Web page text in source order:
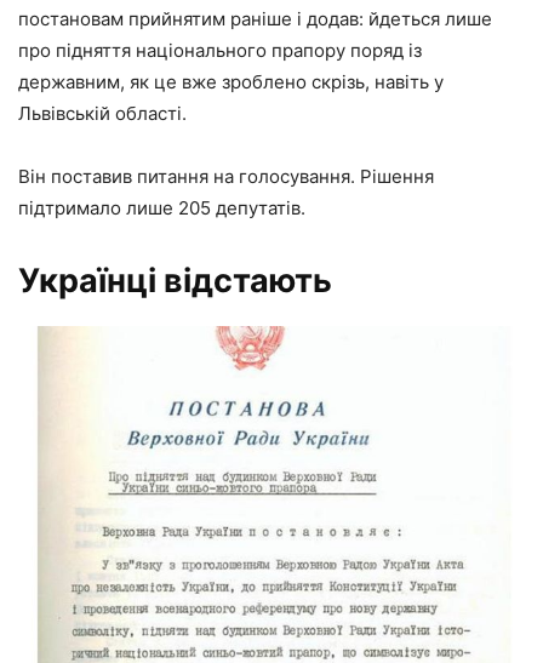
постановам прийнятим раніше і додав: йдеться лише
про підняття національного прапору поряд із
державним, як це вже зроблено скрізь, навіть у
Львівській області.
Він поставив питання на голосування. Рішення
підтримало лише 205 депутатів.
Українці відстають